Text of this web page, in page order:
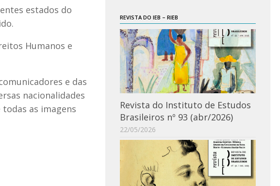
estados do
Humanos e
e das
nacionalidades
as imagens
REVISTA DO IEB – RIEB
Revista do Instituto de Estudos
Brasileiros nº 93 (abr/2026)
22/05/2026